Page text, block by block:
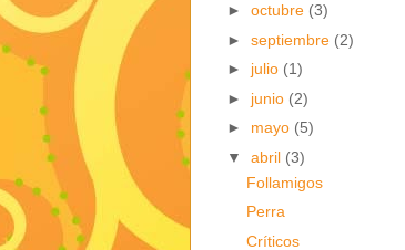
► octubre (3)
► septiembre (2)
► julio (1)
► junio (2)
► mayo (5)
▼ abril (3)
Follamigos
Perra
Críticos